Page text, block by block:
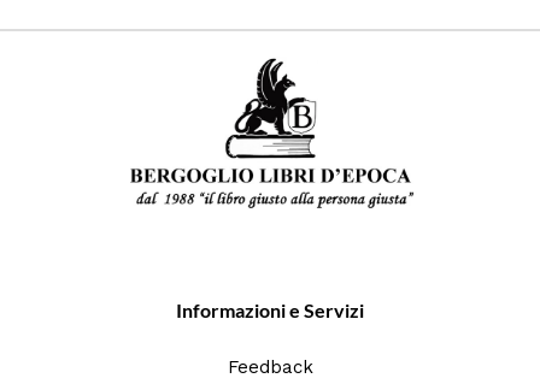
Informazioni e Servizi
Feedback